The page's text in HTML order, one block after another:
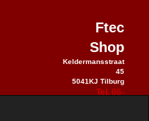
Ftec
Shop
Keldermansstraat
45
5041KJ Tilburg
Tel. 06-